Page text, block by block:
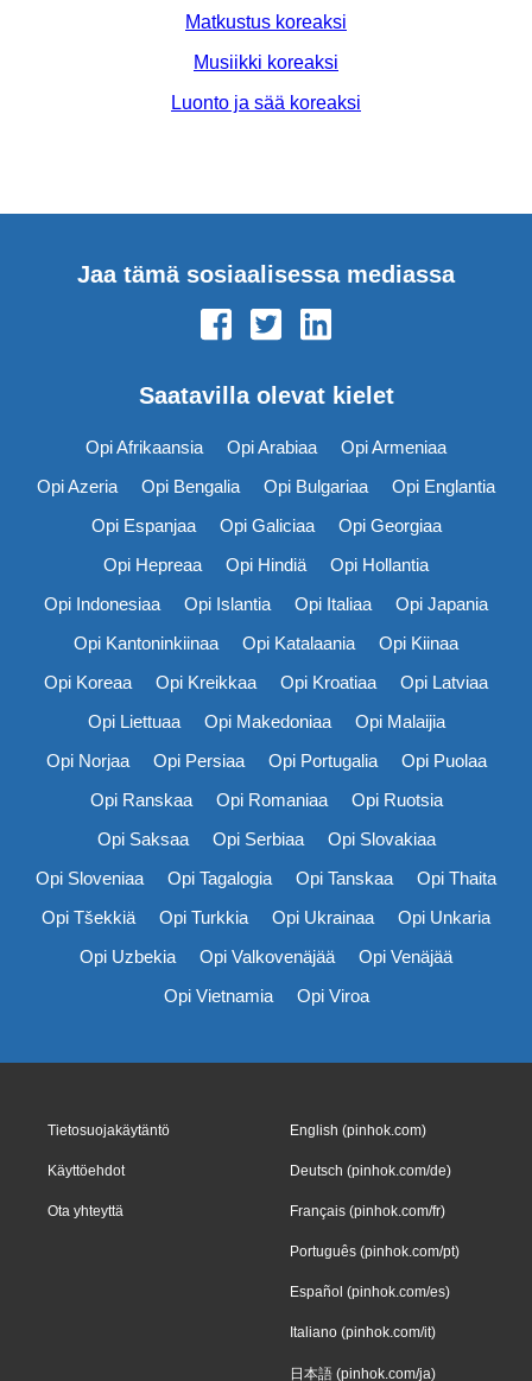
Matkustus koreaksi
Musiikki koreaksi
Luonto ja sää koreaksi
Jaa tämä sosiaalisessa mediassa
Saatavilla olevat kielet
Opi Afrikaansia Opi Arabiaa
Opi Armeniaa
Opi Azeria
Opi Bengalia Opi Bulgariaa
Opi Englantia
Opi Espanjaa
Opi Galiciaa
Opi Georgiaa
Opi Hepreaa
Opi Hindiä
Opi Hollantia
Opi Indonesiaa
Opi Islantia Opi Italiaa
Opi Japania
Opi Kantoninkiinaa
Opi Katalaania
Opi Kiinaa
Opi Koreaa
Opi Kreikkaa Opi Kroatiaa
Opi Latviaa
Opi Liettuaa
Opi Makedoniaa
Opi Malaijia
Opi Norjaa
Opi Persiaa Opi Portugalia
Opi Puolaa
Opi Ranskaa
Opi Romaniaa
Opi Ruotsia
Opi Saksaa
Opi Serbiaa
Opi Slovakiaa
Opi Sloveniaa
Opi Tagalogia Opi Tanskaa
Opi Thaita
Opi Tšekkiä
Opi Turkkia Opi Ukrainaa
Opi Unkaria
Opi Uzbekia
Opi Valkovenäjää
Opi Venäjää
Opi Vietnamia
Opi Viroa
Tietosuojakäytäntö
Käyttöehdot
Ota yhteyttä
English (pinhok.com)
Deutsch (pinhok.com/de)
Français (pinhok.com/fr)
Português (pinhok.com/pt)
Español (pinhok.com/es)
Italiano (pinhok.com/it)
日本語 (pinhok.com/ja)